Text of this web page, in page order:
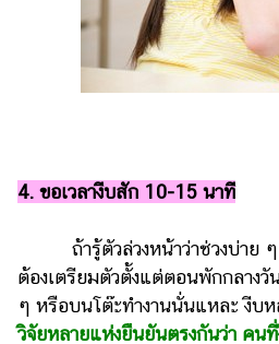
4. ขอเวลางีบสัก 10-15 นาที
ถ้ารู้ตัวล่วงหน้าว่าช่วงบ่าย ๆ
ต้องเตรียมตัวตั้งแต่ตอนพักกลางวั
ๆ หรือบนโต๊ะทำงานนั่นแหละ งีบ
วิจัยหลายแห่งยืนยันตรงกันว่า คน